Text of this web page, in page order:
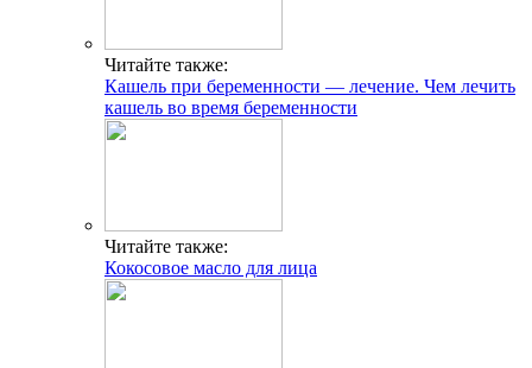
Читайте также:
Кашель при беременности — лечение. Чем лечить
кашель во время беременности
Читайте также:
Кокосовое масло для лица